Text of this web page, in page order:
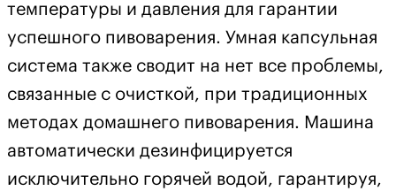
температуры и давления для гарантии
успешного пивоварения. Умная капсульная
система также сводит на нет все проблемы,
связанные с очисткой, при традиционных
методах домашнего пивоварения. Машина
автоматически дезинфицируется
исключительно горячей водой, гарантируя,